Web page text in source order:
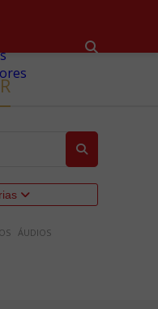
ÁUDIOS